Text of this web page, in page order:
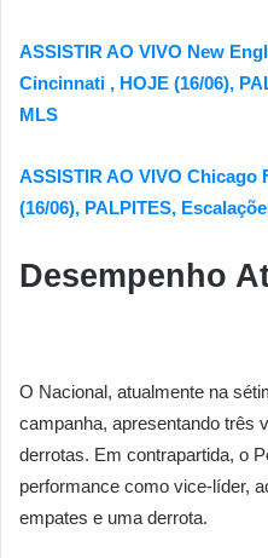
ASSISTIR AO VIVO New
Cincinnati , HOJE (16/06),
MLS
ASSISTIR AO VIVO Chicago
(16/06), PALPITES,
Desempenho
O Nacional, atualmente na
campanha, apresentando três
derrotas. Em contrapartida, o
performance como vice-líder,
empates e uma derrota.